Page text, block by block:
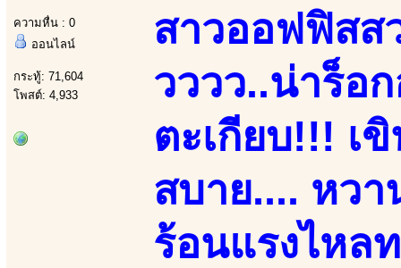
ความหื่น : 0
ออนไลน์
กระทู้: 71,604
โพสต์: 4,933
สาวออฟฟิสส
วววว..น่าร็อ
ตะเกียบ!!! เ
สบาย.... หว
ร้อนแรงไหล